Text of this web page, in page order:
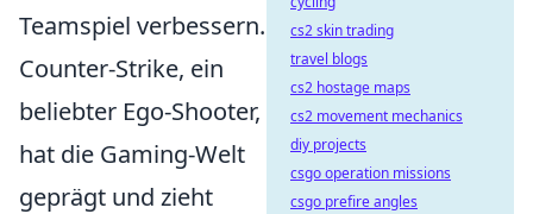
Teamspiel verbessern.
Counter-Strike, ein
beliebter Ego-Shooter,
hat die Gaming-Welt
geprägt und zieht
cs2 skin trading
travel blogs
cs2 hostage maps
cs2 movement mechanics
diy projects
csgo operation missions
csgo prefire angles